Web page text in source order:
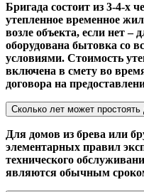
Бригада состоит из 3-4-х
утепленное временное
возле объекта, если нет –
оборудована бытовка со
условиями. Стоимость
включена в смету во
договора на
Сколько лет может
Для домов из брева или
элементарных правил
технического
являются обычным